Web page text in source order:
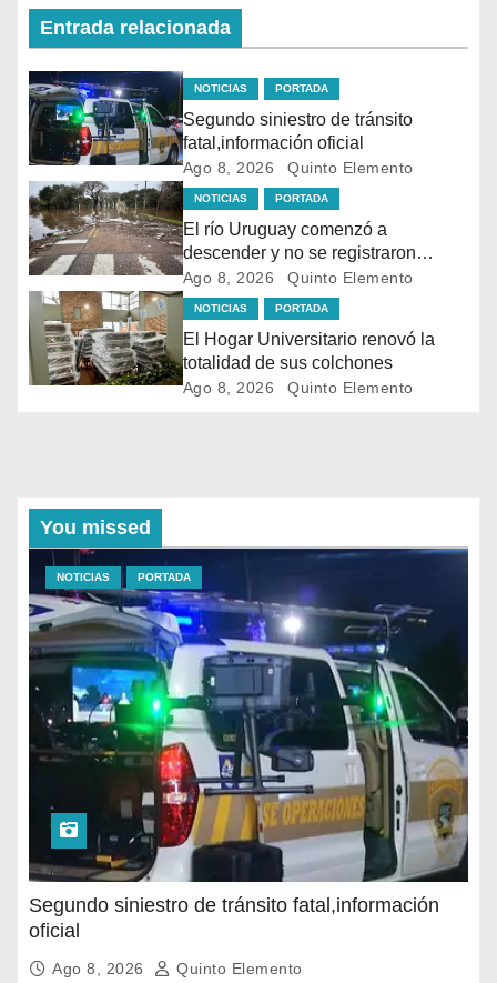
Entrada relacionada
NOTICIAS PORTADA
Segundo siniestro de tránsito
fatal,información oficial
Ago 8, 2026 Quinto Elemento
NOTICIAS PORTADA
El río Uruguay comenzó a
descender y no se registraron
evacuaciones en Salto
Ago 8, 2026 Quinto Elemento
NOTICIAS PORTADA
El Hogar Universitario renovó la
totalidad de sus colchones
Ago 8, 2026 Quinto Elemento
You missed
NOTICIAS PORTADA
Segundo siniestro de tránsito fatal,información
oficial
Ago 8, 2026 Quinto Elemento